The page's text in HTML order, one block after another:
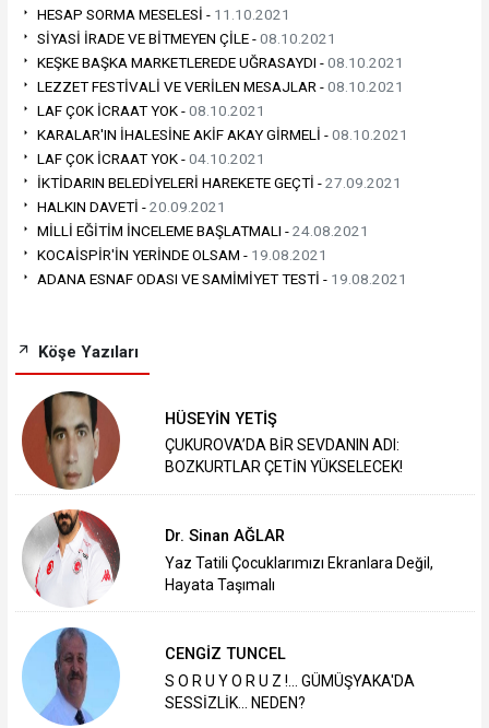
HESAP SORMA MESELESİ - 11.10.2021
SİYASİ İRADE VE BİTMEYEN ÇİLE -08.10.2021
KEŞKE BAŞKA MARKETLEREDE UĞRASAYDI -08.10.2021
LEZZET FESTİVALİ VE VERİLEN MESAJLAR -08.10.2021
LAF ÇOK İCRAAT YOK -08.10.2021
KARALAR'IN İHALESİNE AKİF AKAY GİRMELİ -08.10.2021
LAF ÇOK İCRAAT YOK -04.10.2021
İKTİDARIN BELEDİYELERİ HAREKETE GEÇTİ -27.09.2021
HALKIN DAVETİ -20.09.2021
MİLLİ EĞİTİM İNCELEME BAŞLATMALI -24.08.2021
KOCAİSPİR'İN YERİNDE OLSAM - 19.08.2021
ADANA ESNAF ODASI VE SAMİMİYET TESTİ - 19.08.2021
Köşe Yazıları
HÜSEYİN YETİŞ
ÇUKUROVA’DA BİR SEVDANIN ADI:
BOZKURTLAR ÇETİN YÜKSELECEK!
Dr. Sinan AĞLAR
Yaz Tatili Çocuklarımızı Ekranlara Değil,
Hayata Taşımalı
CENGİZ TUNCEL
S O R U Y O R U Z !... GÜMÜŞYAKA'DA
SESSİZLİK... NEDEN?